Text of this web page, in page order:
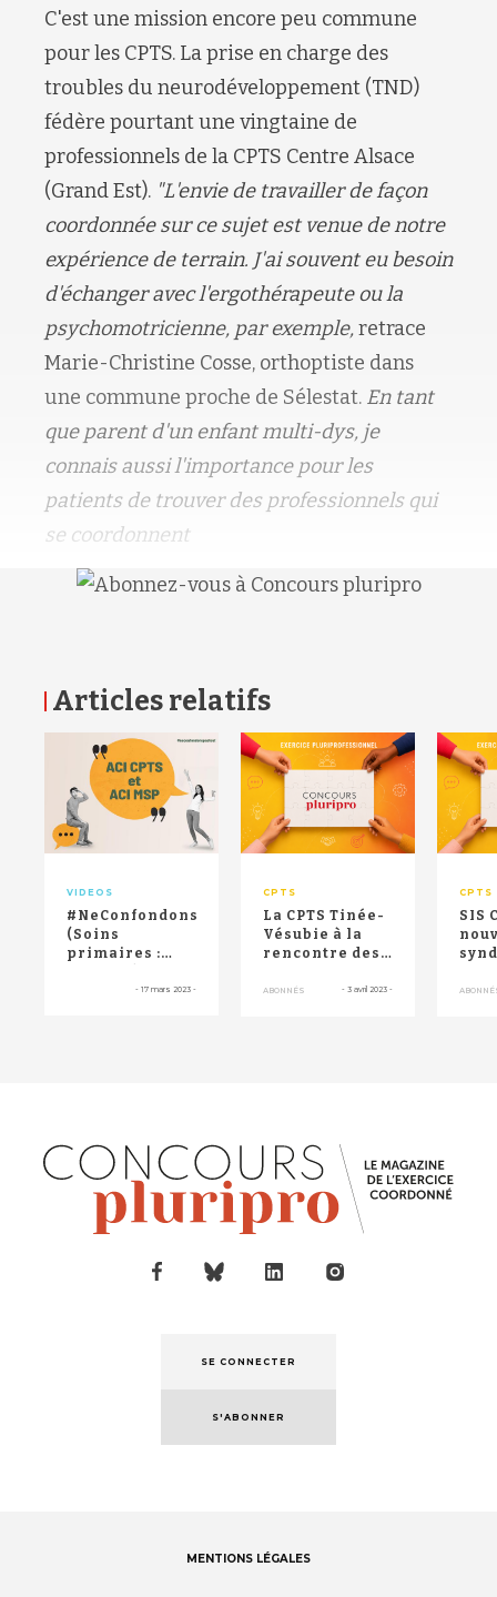
C'est une mission encore peu commune
pour les CPTS. La prise en charge des
troubles du neurodéveloppement (TND)
fédère pourtant une vingtaine de
professionnels de la CPTS Centre Alsace
(Grand Est). "L'envie de travailler de façon
coordonnée sur ce sujet est venue de notre
expérience de terrain. J'ai souvent eu besoin
d'échanger avec l'ergothérapeute ou la
psychomotricienne, par exemple,retrace
Marie-Christine Cosse, orthoptiste dans
une commune proche de Sélestat. En tant
que parent d'un enfant multi-dys, je
connais aussi l'importance pour les
patients de trouver des professionnels qui
se coordonnent
Articles relatifs
VIDEOS
#NeConfondonsPasTout
(Soins
primaires :
CPTS et ACI-...
- 17 mars 2023 -
CPTS
La CPTS Tinée-
Vésubie à la
rencontre des
souvent peu
ABONNÉS - 3 avril 2023 -
CPTS
SIS
les
RETOUR HAUT DE PAGE
SE CONNECTER
S'ABONNER
MENTIONS LÉGALES